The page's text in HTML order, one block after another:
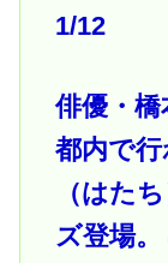
1/12
俳優・橋
都内で
（はた
ズ登場